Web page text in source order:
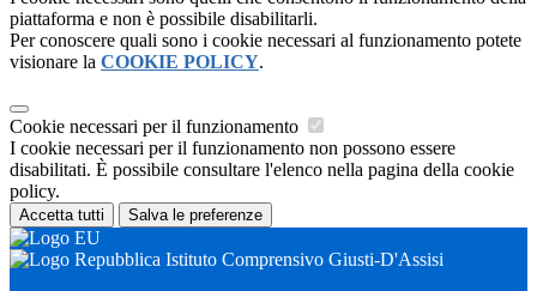
piattaforma e non è possibile disabilitarli.
Per conoscere quali sono i cookie necessari al funzionamento potete
visionare la COOKIE POLICY.
Cookie necessari per il funzionamento
I cookie necessari per il funzionamento non possono essere
disabilitati. È possibile consultare l'elenco nella pagina della cookie
policy.
Accetta tutti Salva le preferenze
Istituto Comprensivo Giusti-D'Assisi